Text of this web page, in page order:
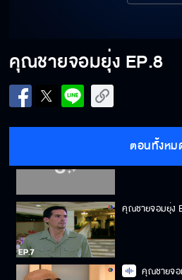
คุณชายจอมยุ่ง EP.8
ตอนทั้งหม
คุณชายจอมยุ่ง
คุณชายจอมยุ่ง
คุณชายจอ